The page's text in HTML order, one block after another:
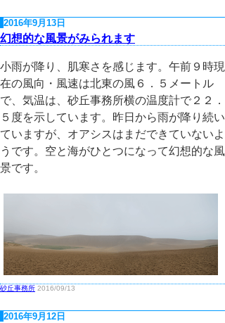
2016年9月13日
幻想的な風景がみられます
小雨が降り、肌寒さを感じます。午前９時現
在の風向・風速は北東の風６．５メートル
で、気温は、砂丘事務所横の温度計で２２．
５度を示しています。昨日から雨が降り続い
ていますが、オアシスはまだできていないよ
うです。空と海がひとつになって幻想的な風
景です。
砂丘事務所 2016/09/13
2016年9月12日